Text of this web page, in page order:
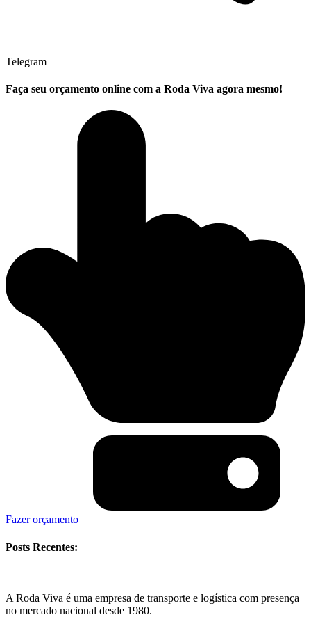
Telegram
Faça seu orçamento online com a Roda Viva agora mesmo!
Fazer orçamento
Posts Recentes:
A Roda Viva é uma empresa de transporte e logística com presença
no mercado nacional desde 1980.